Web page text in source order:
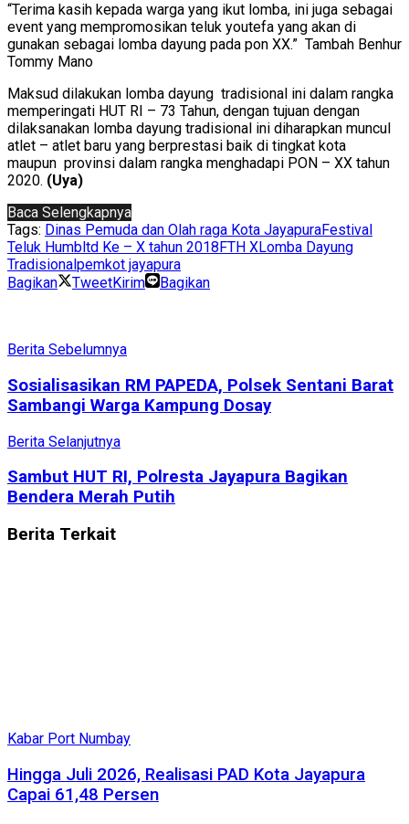
“Terima kasih kepada warga yang ikut lomba, ini juga sebagai
event yang mempromosikan teluk youtefa yang akan di
gunakan sebagai lomba dayung pada pon XX.” Tambah Benhur
Tommy Mano
Maksud dilakukan lomba dayung tradisional ini dalam rangka
memperingati HUT RI – 73 Tahun, dengan tujuan dengan
dilaksanakan lomba dayung tradisional ini diharapkan muncul
atlet – atlet baru yang berprestasi baik di tingkat kota
maupun provinsi dalam rangka menghadapi PON – XX tahun
2020. (Uya)
Baca Selengkapnya
Tags: Dinas Pemuda dan Olah raga Kota JayapuraFestival
Teluk Humbltd Ke – X tahun 2018 FTH XLomba Dayung
Tradisional pemkot jayapura
Bagikan
TweetKirim Bagikan
Berita Sebelumnya
Sosialisasikan RM PAPEDA, Polsek Sentani Barat
Sambangi Warga Kampung Dosay
Berita Selanjutnya
Sambut HUT RI, Polresta Jayapura Bagikan
Bendera Merah Putih
Berita Terkait
Kabar Port Numbay
Hingga Juli 2026, Realisasi PAD Kota Jayapura
Capai 61,48 Persen